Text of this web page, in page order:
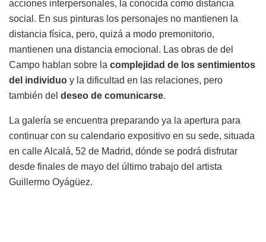
acciones interpersonales, la conocida como distancia
social. En sus pinturas los personajes no mantienen la
distancia física, pero, quizá a modo premonitorio,
mantienen una distancia emocional. Las obras de del
Campo hablan sobre la complejidad de los sentimientos
del individuo y la dificultad en las relaciones, pero
también del deseo de comunicarse.
La galería se encuentra preparando ya la apertura para
continuar con su calendario expositivo en su sede, situada
en calle Alcalá, 52 de Madrid, dónde se podrá disfrutar
desde finales de mayo del último trabajo del artista
Guillermo Oyágüez.